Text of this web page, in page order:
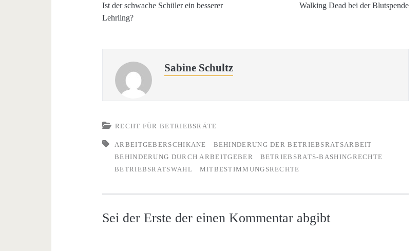
Ist der schwache Schüler ein besserer
Lehrling?
Walking Dead bei der Blutspende
Sabine Schultz
RECHT FÜR BETRIEBSRÄTE
ARBEITGEBERSCHIKANE
BEHINDERUNG DER BETRIEBSRATSARBEIT
BEHINDERUNG DURCH ARBEITGEBER
BETRIEBSRATS-BASHINGRECHTE
BETRIEBSRATSWAHL
MITBESTIMMUNGSRECHTE
Sei der Erste der einen Kommentar abgibt